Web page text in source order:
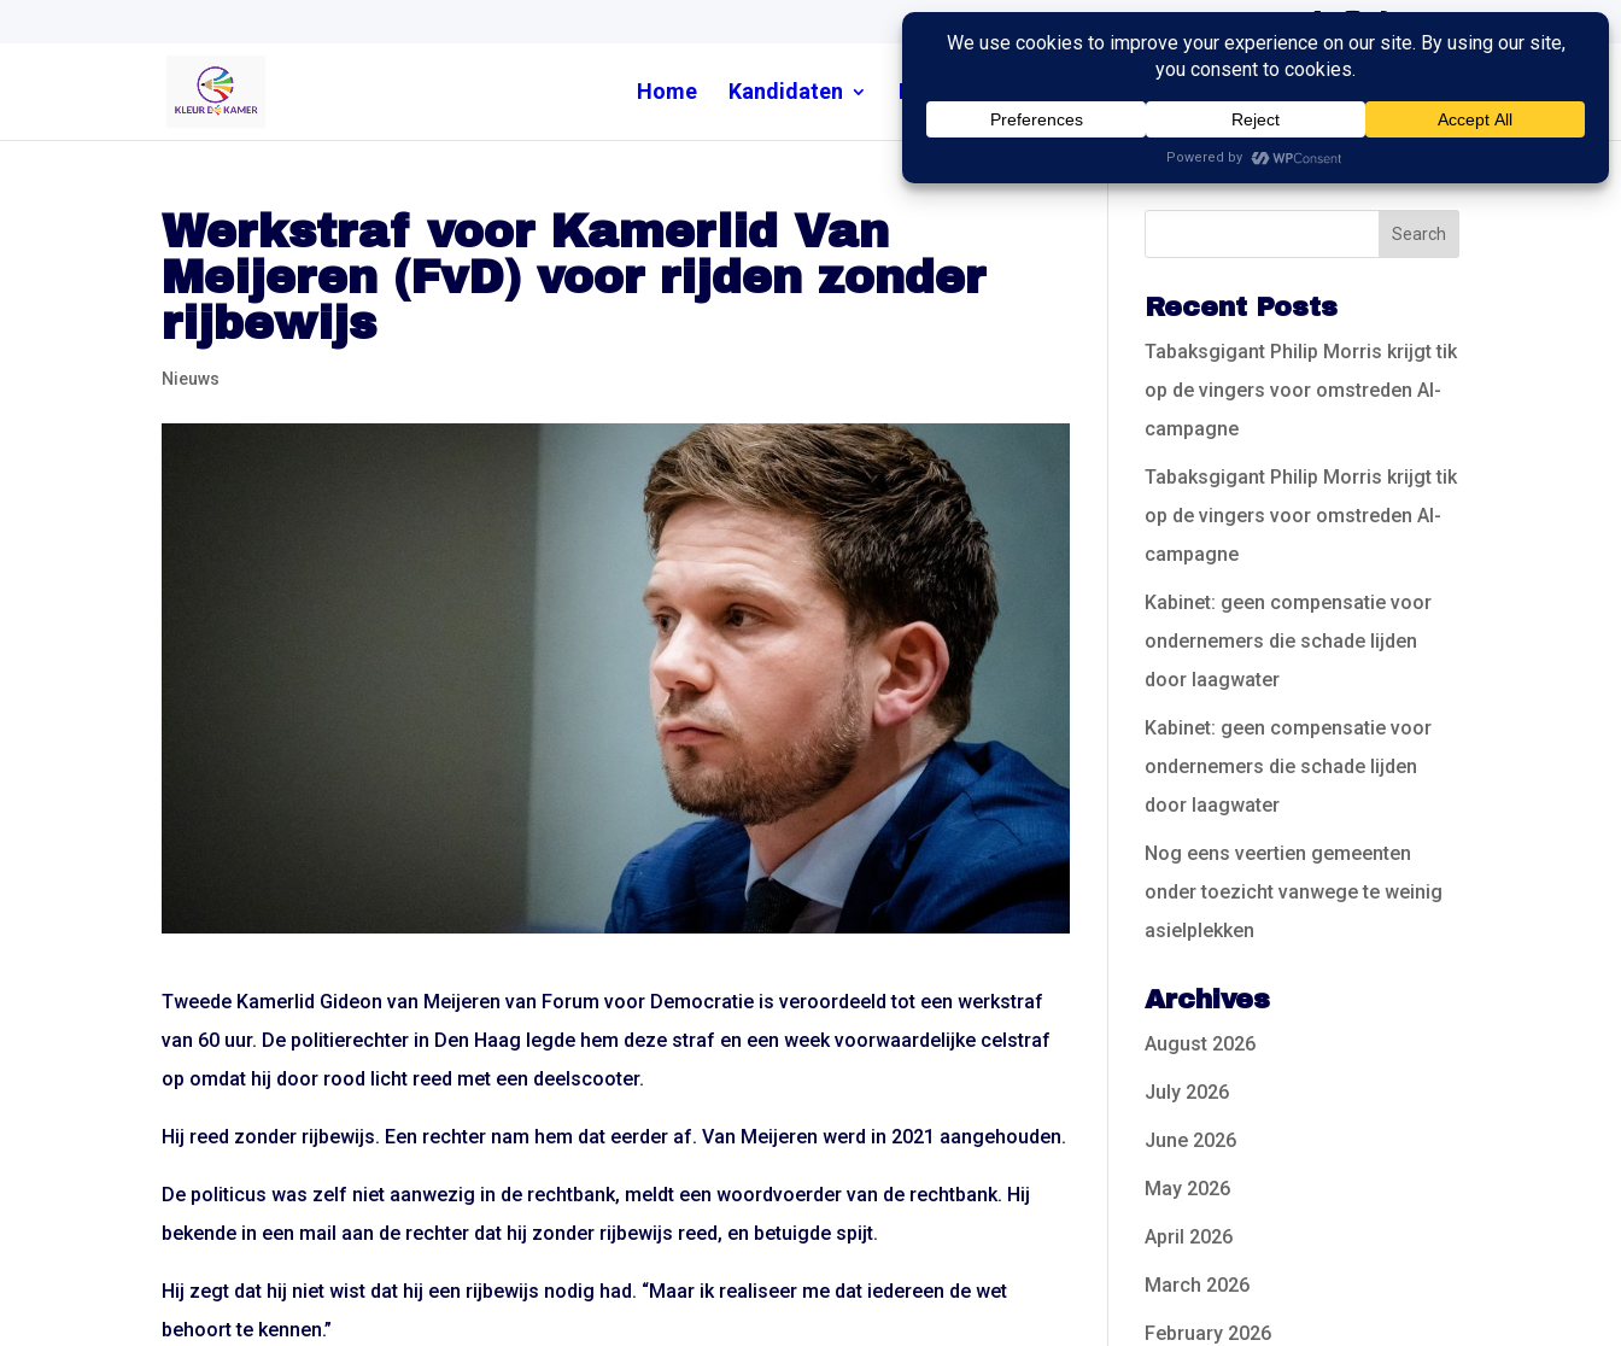
Home Kandidaten Nieuws
Werkstraf voor Kamerlid Van
Meijeren (FvD) voor rijden zonder
rijbewijs
Nieuws
Tweede Kamerlid Gideon van Meijeren van Forum voor Democratie is veroordeeld tot een werkstraf
van 60 uur. De politierechter in Den Haag legde hem deze straf en een week voorwaardelijke celstraf
op omdat hij door rood licht reed met een deelscooter.
Hij reed zonder rijbewijs. Een rechter nam hem dat eerder af. Van Meijeren werd in 2021 aangehouden.
De politicus was zelf niet aanwezig in de rechtbank, meldt een woordvoerder van de rechtbank. Hij
bekende in een mail aan de rechter dat hij zonder rijbewijs reed, en betuigde spijt.
Hij zegt dat hij niet wist dat hij een rijbewijs nodig had. “Maar ik realiseer me dat iedereen de wet
behoort te kennen.”
Recent Posts
Tabaksgigant Philip Morris krijgt tik
op de vingers voor omstreden AI-
campagne
Tabaksgigant Philip Morris krijgt tik
op de vingers voor omstreden AI-
campagne
Kabinet: geen compensatie voor
ondernemers die schade lijden
door laagwater
Kabinet: geen compensatie voor
ondernemers die schade lijden
door laagwater
Nog eens veertien gemeenten
onder toezicht vanwege te weinig
asielplekken
Archives
August 2026
July 2026
June 2026
May 2026
April 2026
March 2026
February 2026